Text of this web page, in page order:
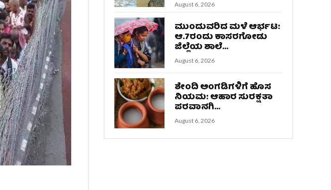
August 6, 2026
ಮುಂದುವರಿದ ಮಳೆ ಆರ್ಭಟ:
ಆ.7ರಂದು ಕಾಸರಗೋಡು
ಜಿಲ್ಲೆಯ ಶಾಲೆ...
August 6, 2026
ಶೇಂದಿ ಅಂಗಡಿಗಳಿಗೆ ಹೊಸ
ನಿಯಮ: ಆಹಾರ ಸುರಕ್ಷತಾ
ಪರವಾನಗಿ...
August 6, 2026